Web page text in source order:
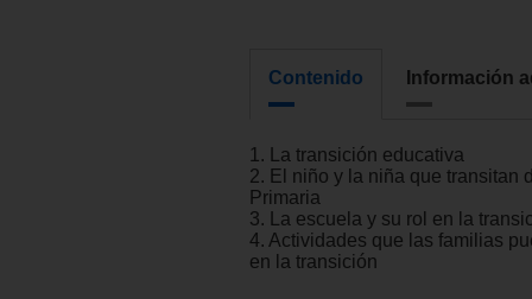
Contenido Información
1. La transición educativa
2. El niño y la niña que transitan
Primaria
3. La escuela y su rol en la
4. Actividades que las familias
en la transición